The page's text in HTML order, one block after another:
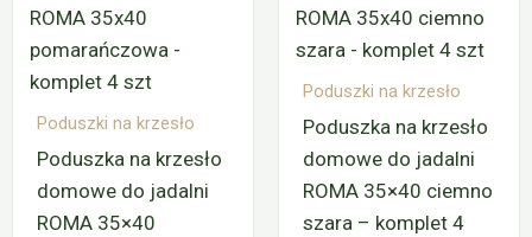
Poduszki na krzesło
Poduszka na krzesło
domowe do jadalni
ROMA 35×40
Poduszki na krzesło
Poduszka na krzesło
domowe do jadalni
ROMA 35×40 ciemno
szara – komplet 4